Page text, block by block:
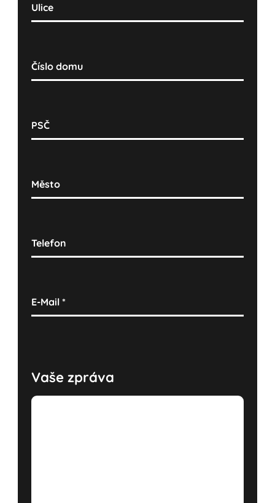
Ulice
Číslo domu
PSČ
Město
Telefon
E-Mail*
Vaše zpráva